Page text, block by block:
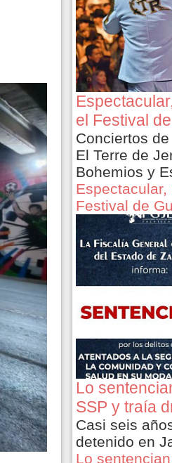
el Festival
Conciertos
El Terre de
Bohemios y
Festival de
Lo
SSP y traía
Casi seis
detenido en
Lo